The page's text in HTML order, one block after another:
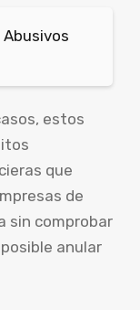
estos
que
de
sin comprobar
anular